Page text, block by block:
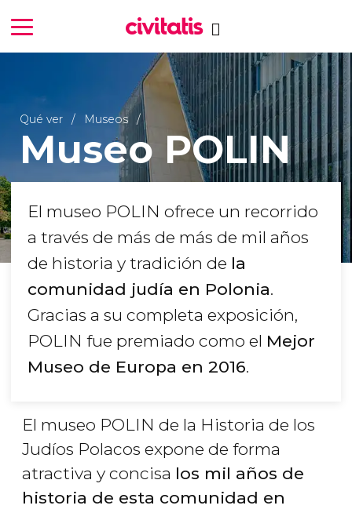
Qué ver Museos
Museo POLIN
El museo POLIN ofrece un recorrido
a través de más de más de mil años
de historia y tradición de la
comunidad judía en Polonia.
Gracias a su completa exposición,
POLIN fue premiado como el Mejor
Museo de Europa en 2016.
El museo POLIN de la Historia de los
Judíos Polacos expone de forma
atractiva y concisa los mil años de
historia de esta comunidad en